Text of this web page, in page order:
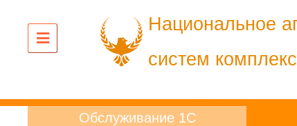
Национальное
систем
Обслуживание 1С